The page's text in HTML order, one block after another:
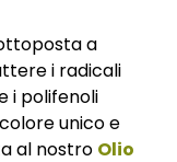
a
i radicali
i polifenoli
unico e
al nostro Olio